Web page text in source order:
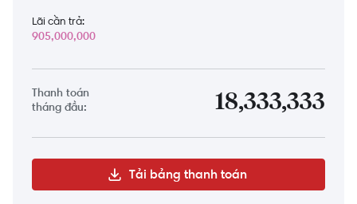
Lãi cần trả:
905,000,000
Thanh toán
tháng đầu:
18,333,333
Tải bảng thanh toán